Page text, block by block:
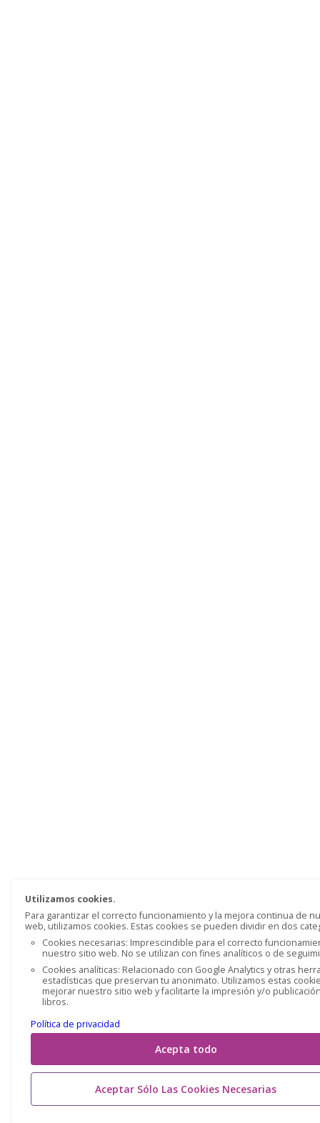
Utilizamos cookies.
Para garantizar el correcto funcionamiento y la mejora continua de
web, utilizamos cookies. Estas cookies se pueden dividir en dos
Cookies necesarias: Imprescindible para el correcto
nuestro sitio web. No se utilizan con fines analíticos o de
Cookies analíticas: Relacionado con Google Analytics y otras
estadísticas que preservan tu anonimato. Utilizamos estas
mejorar nuestro sitio web y facilitarte la impresión y/o
libros.
Política de privacidad
Acepta todo
Aceptar Sólo Las Cookies Necesarias